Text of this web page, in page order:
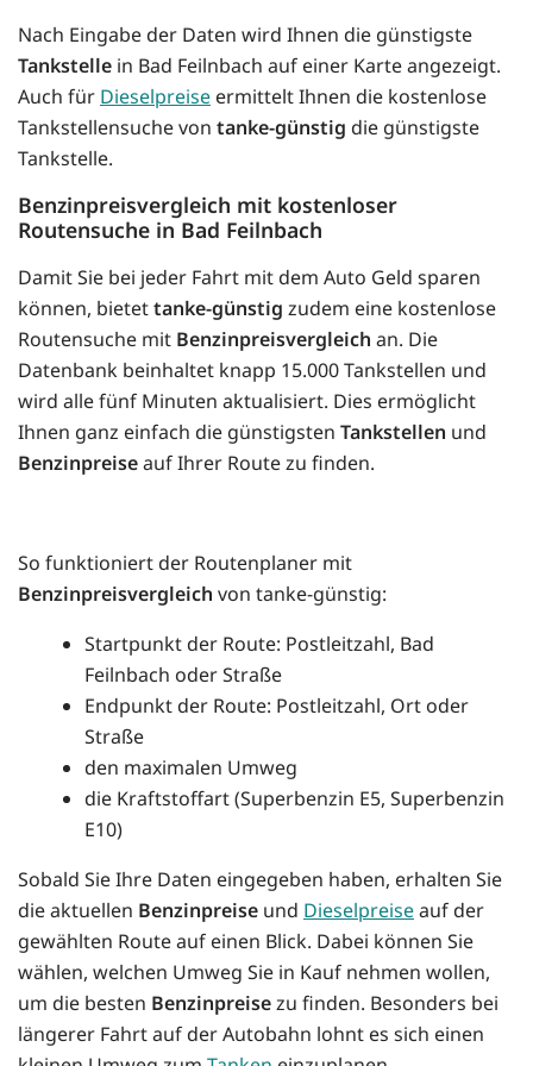
Nach Eingabe der Daten wird Ihnen die günstigste
Tankstelle in Bad Feilnbach auf einer Karte angezeigt.
Auch für Dieselpreise ermittelt Ihnen die kostenlose
Tankstellensuche von tanke-günstig die günstigste
Tankstelle.
Benzinpreisvergleich mit kostenloser
Routensuche in Bad Feilnbach
Damit Sie bei jeder Fahrt mit dem Auto Geld sparen
können, bietettanke-günstig zudem eine kostenlose
Routensuche mit Benzinpreisvergleich an. Die
Datenbank beinhaltet knapp 15.000 Tankstellen und
wird alle fünf Minuten aktualisiert. Dies ermöglicht
Ihnen ganz einfach die günstigsten Tankstellen und
Benzinpreiseauf Ihrer Route zu finden.
So funktioniert der Routenplaner mit
Benzinpreisvergleich von tanke-günstig:
Startpunkt der Route: Postleitzahl, Bad
Feilnbach oder Straße
Endpunkt der Route: Postleitzahl, Ort oder
Straße
den maximalen Umweg
die Kraftstoffart (Superbenzin E5, Superbenzin
E10)
Sobald Sie Ihre Daten eingegeben haben, erhalten Sie
die aktuellen Benzinpreise und Dieselpreiseauf der
gewählten Route auf einen Blick. Dabei können Sie
wählen, welchen Umweg Sie in Kauf nehmen wollen,
um die besten Benzinpreisezu finden. Besonders bei
längerer Fahrt auf der Autobahn lohnt es sich einen